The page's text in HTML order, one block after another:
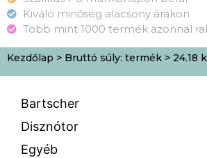
Kiváló minőség alacsony árakon
Több mint 1000 termék azonnal
Kezdőlap > Bruttó súly: termék > 24.18
Bartscher
Disznótor
Egyéb